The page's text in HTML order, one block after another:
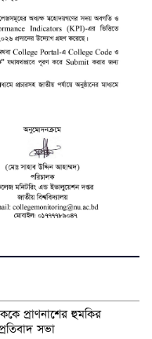
প্রাণনাশের হুমকির
সভা